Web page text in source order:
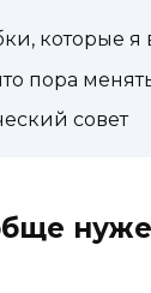
которые я
пора
совет